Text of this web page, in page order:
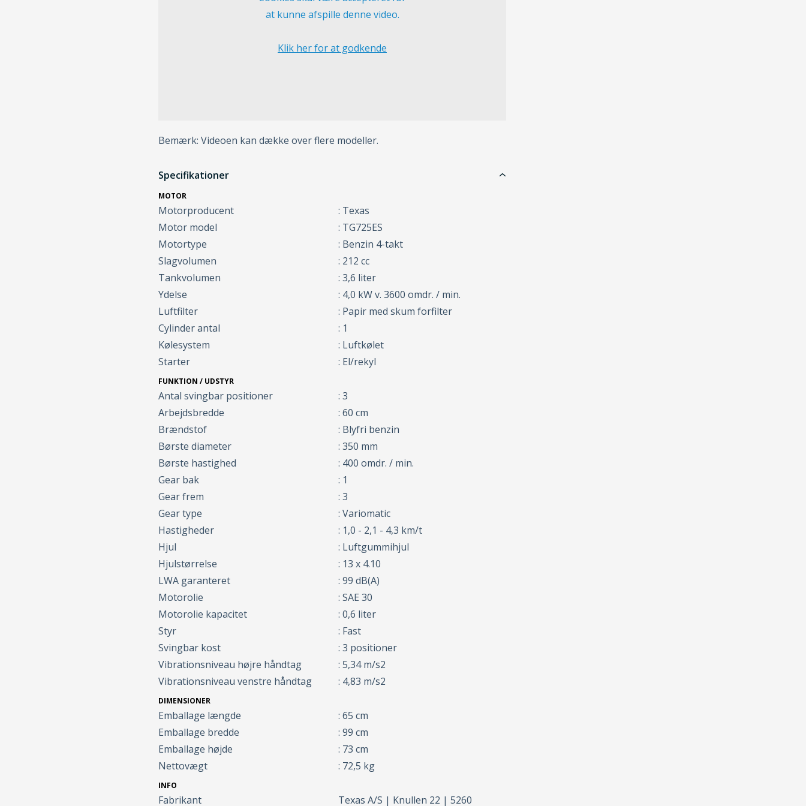
at kunne afspille denne video.
Klik her for at godkende
Bemærk: Videoen kan dække over flere modeller.
Specifikationer
MOTOR
Motorproducent
: Texas
Motor model
: TG725ES
Motortype
: Benzin 4-takt
Slagvolumen
: 212 cc
Tankvolumen
: 3,6 liter
Ydelse
: 4,0 kW v. 3600 omdr. / min.
Luftfilter
: Papir med skum forfilter
Cylinder antal
: 1
Kølesystem
: Luftkølet
Starter
: El/rekyl
FUNKTION / UDSTYR
Antal svingbar positioner
: 3
Arbejdsbredde
: 60 cm
Brændstof
: Blyfri benzin
Børste diameter
: 350 mm
Børste hastighed
: 400 omdr. / min.
Gear bak
: 1
Gear frem
: 3
Gear type
: Variomatic
Hastigheder
: 1,0 - 2,1 - 4,3 km/t
Hjul
: Luftgummihjul
Hjulstørrelse
: 13 x 4.10
LWA garanteret
: 99 dB(A)
Motorolie
: SAE 30
Motorolie kapacitet
: 0,6 liter
Styr
: Fast
Svingbar kost
: 3 positioner
Vibrationsniveau højre håndtag
: 5,34 m/s2
Vibrationsniveau venstre håndtag
: 4,83 m/s2
DIMENSIONER
Emballage længde
: 65 cm
Emballage bredde
: 99 cm
Emballage højde
: 73 cm
Nettovægt
: 72,5 kg
INFO
Fabrikant Texas A/S | Knullen 22 | 5260